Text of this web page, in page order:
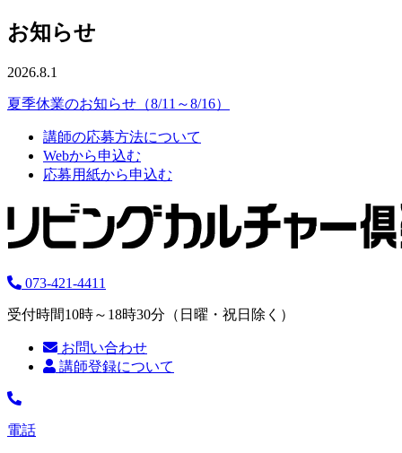
お知らせ
2026.8.1
夏季休業のお知らせ（8/11～8/16）
講師の応募方法について
Webから申込む
応募用紙から申込む
073-421-4411
受付時間10時～18時30分（日曜・祝日除く）
お問い合わせ
講師登録について
電話